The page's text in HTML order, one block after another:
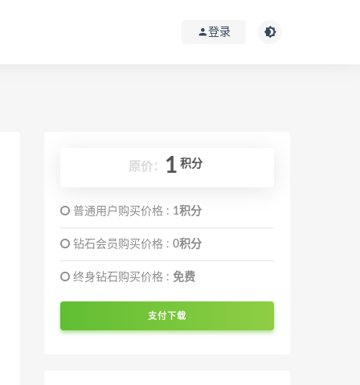
登录
原价： 1 积分
普通用户购买价格 : 1积分
钻石会员购买价格 : 0积分
终身钻石购买价格 : 免费
支付下载